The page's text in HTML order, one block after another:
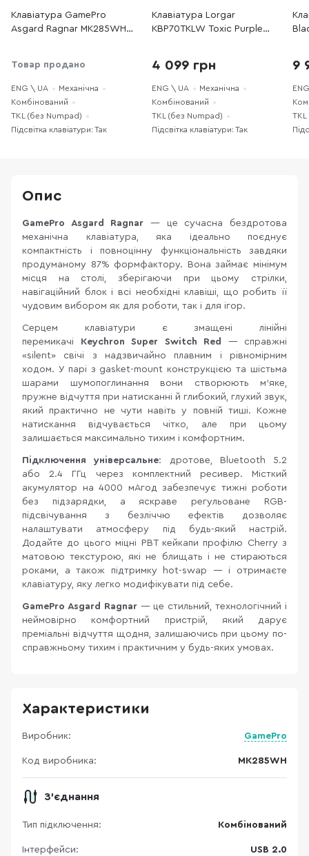
Клавіатура GamePro
Asgard Ragnar MK285WH
Товар продано
ENG \ UA
Механічна
Комбінований
TKL (без Numpad)
Підсвітка клавіатури: Так
Клавіатура Lorgar
KBP70TKLW Toxic Purple
4 099 грн
ENG \ UA
Механічна
Комбінований
TKL (без Numpad)
Підсвітка клавіатури: Так
9
Опис
GamePro Asgard Ragnar — це сучасна бездротова
механічна клавіатура, яка ідеально поєднує
компактність і повноцінну функціональність завдяки
продуманому 87% формфактору. Вона займає мінімум
місця на столі, зберігаючи при цьому стрілки,
навігаційний блок і всі необхідні клавіші, що робить її
чудовим вибором як для роботи, так і для ігор.
Серцем клавіатури є змащені лінійні
перемикачі
Keychron Super Switch Red — справжні
«silent» свічі з надзвичайно плавним і рівномірним
ходом. У парі з gasket-mount конструкцією та шістьма
шарами шумопоглинання вони створюють м’яке,
пружне відчуття при натисканні й глибокий, глухий звук,
який практично не чути навіть у повній тиші. Кожне
натискання відчувається чітко, але при цьому
залишається максимально тихим і комфортним.
Підключення універсальне: дротове, Bluetooth 5.2
або 2.4 ГГц через комплектний ресивер. Місткий
акумулятор на 4000 мАгод забезпечує тижні роботи
без підзарядки, а яскраве регульоване RGB-
підсвічування з безліччю ефектів дозволяє
налаштувати атмосферу під будь-який настрій.
Додайте до цього міцні PBT кейкапи профілю Cherry з
матовою текстурою, які не блищать і не стираються
роками, а також підтримку hot-swap — і отримаєте
клавіатуру, яку легко модифікувати під себе.
GamePro Asgard Ragnar— це стильний, технологічний і
неймовірно комфортний пристрій, який дарує
преміальні відчуття щодня, залишаючись при цьому по-
справжньому тихим і практичним у будь-яких умовах.
Характеристики
Виробник: GamePro
Код виробника: MK285WH
З'єднання
Тип підключення: Комбінований
Інтерфейси: USB 2.0